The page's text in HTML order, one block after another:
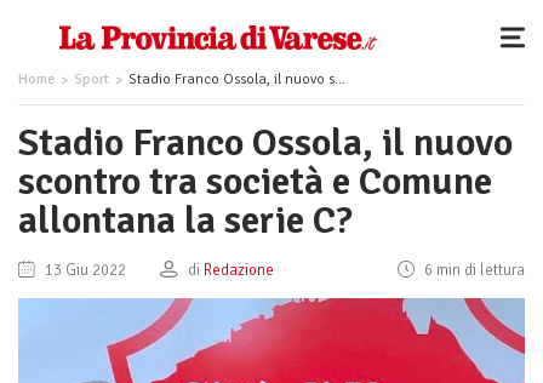
Home Sport Stadio Franco Ossola, il nuovo scontro tra società e Comune allontana la serie C?
Stadio Franco Ossola, il nuovo
scontro tra società e Comune
allontana la serie C?
13 Giu 2022 di Redazione 6 min di lettura